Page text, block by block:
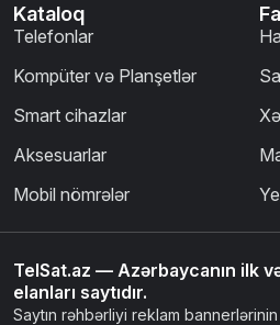
Kataloq
Telefonlar
Kompüter və Planşetlər
Smart cihazlar
Aksesuarlar
Mobil nömrələr
TelSat.az — Azərbaycanın ilk
elanları saytıdır.
Saytın rəhbərliyi reklam